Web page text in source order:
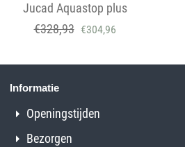
Jucad Aquastop plus
€328,93 €304,96
Informatie
Openingstijden
Bezorgen